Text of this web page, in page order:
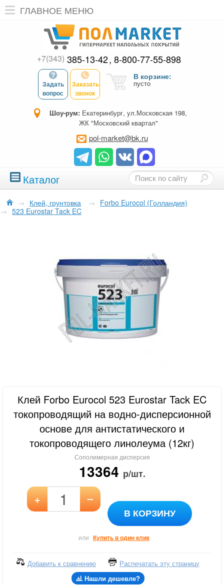
ГЛАВНОЕ МЕНЮ
+7(343) 385-13-42 8-800-77-55-898
Задать
вопрос
Заказать
звонок
В корзине:
пусто
Шоу-рум: Екатеринбург, ул.Московская 198,
ЖК "Московский квартал"
pol-market@bk.ru
Каталог
→ Клей, грунтовка → Forbo Eurocol (Голландия)
→ 523 Eurostar Tack EC
Клей Forbo Eurocol 523 Eurostar Tack EC
токопроводящий на водно-дисперсионной
основе для антистатического и
токопроводящего линолеума (12кг)
Сополимерная дисперсия
13364 р/шт.
+ –
В КОРЗИНУ
или Купить в один клик
Добавить к сравнению
Распечатать эту страницу
Нашли дешевле?